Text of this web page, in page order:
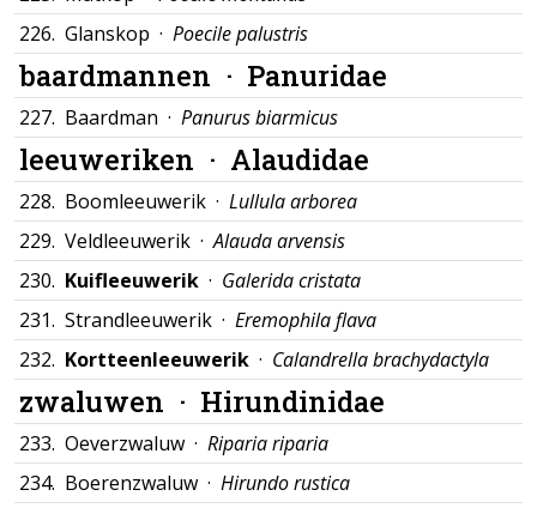
226. Glanskop · Poecile palustris
baardmannen · Panuridae
227. Baardman · Panurus biarmicus
leeuweriken · Alaudidae
228. Boomleeuwerik · Lullula arborea
229. Veldleeuwerik ·Alauda arvensis
230. Kuifleeuwerik · Galerida cristata
231. Strandleeuwerik · Eremophila flava
232. Kortteenleeuwerik · Calandrella brachydactyla
zwaluwen · Hirundinidae
233. Oeverzwaluw · Riparia riparia
234. Boerenzwaluw · Hirundo rustica